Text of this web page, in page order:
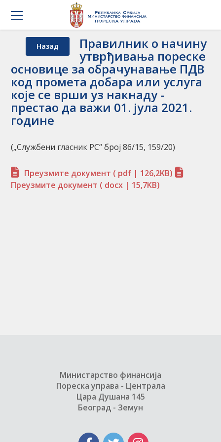
Назад Правилник о начину
утврђивања пореске
основице за обрачунавање ПДВ
код промета добара или услуга
које се врши уз накнаду -
престао да важи 01. јула 2021.
године
(„Службени гласник РС“ број 86/15, 159/20)
Преузмите документ ( pdf | 126,2KB)
Преузмите документ ( docx | 15,7KB)
Министарство финансија
Пореска управа - Централа
Цара Душана 145
Београд - Земун